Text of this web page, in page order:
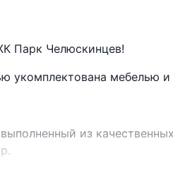
Парк Челюскинцев!
укомплектована мебелью и
из